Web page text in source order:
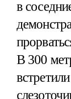
в
В 300